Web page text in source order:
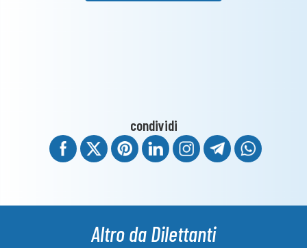
condividi
Altro da Dilettanti